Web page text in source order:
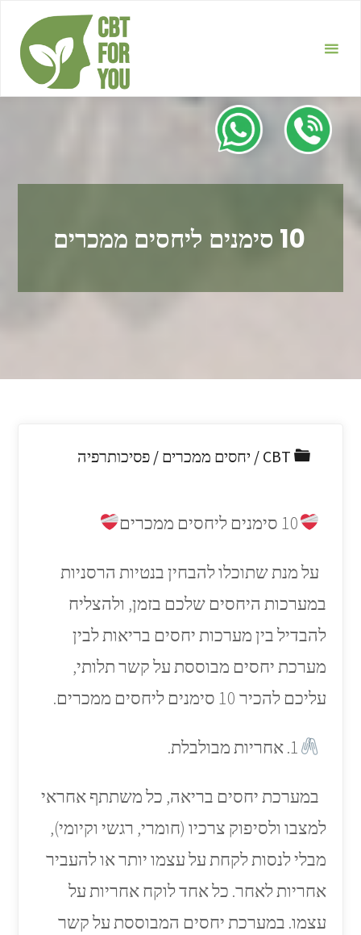
Перейти
содержимому
10 סימנים ליחסים ממכרים
CBT
/ יחסים ממכרים / פסיכותרפיה
10 סימנים ליחסים ממכרים
על מנת שתוכלו להבחין בנטיות הרסניות
במערכות היחסים שלכם בזמן, ולהצליח
להבדיל בין מערכות יחסים בריאות לבין
מערכת יחסים מבוססת על קשר תלותי,
עליכם להכיר 10 סימנים ליחסים ממכרים.
1. אחריות מבולבלת.
במערכת יחסים בריאה, כל משתתף אחראי
למצבו ולסיפוק צרכיו (חומרי, רגשי וקיומי),
מבלי לנסות לקחת על עצמו יותר או להעביר
אחריות לאחר. כל אחד לוקח אחריות על
עצמו. במערכת יחסים המבוססת על קשר